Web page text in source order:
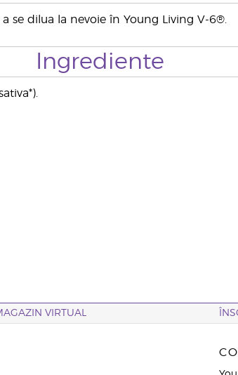
se dilua la nevoie în Young Living V-6®.
Ingrediente
VIRTUAL